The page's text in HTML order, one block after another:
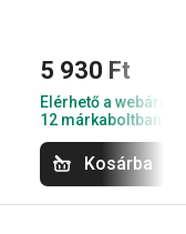
5 930 Ft
Elérhető a
12 márkaboltban
Kosárba